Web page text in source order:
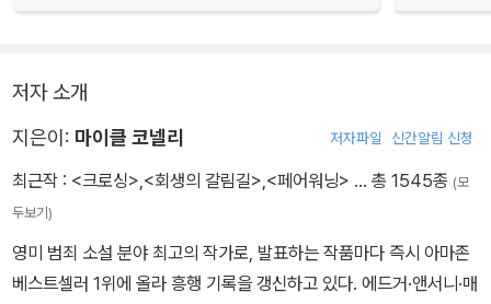
저자 소개
지은이: 마이클 코넬리 저자파일 신간알림 신청
최근작 : <크로싱>,<회생의 갈림길>,<페어워닝> … 총 1545종 (모
두보기)
영미 범죄 소설 분야 최고의 작가로, 발표하는 작품마다 즉시 아마존
베스트셀러 1위에 올라 흥행 기록을 갱신하고 있다. 에드거·앤서니·매